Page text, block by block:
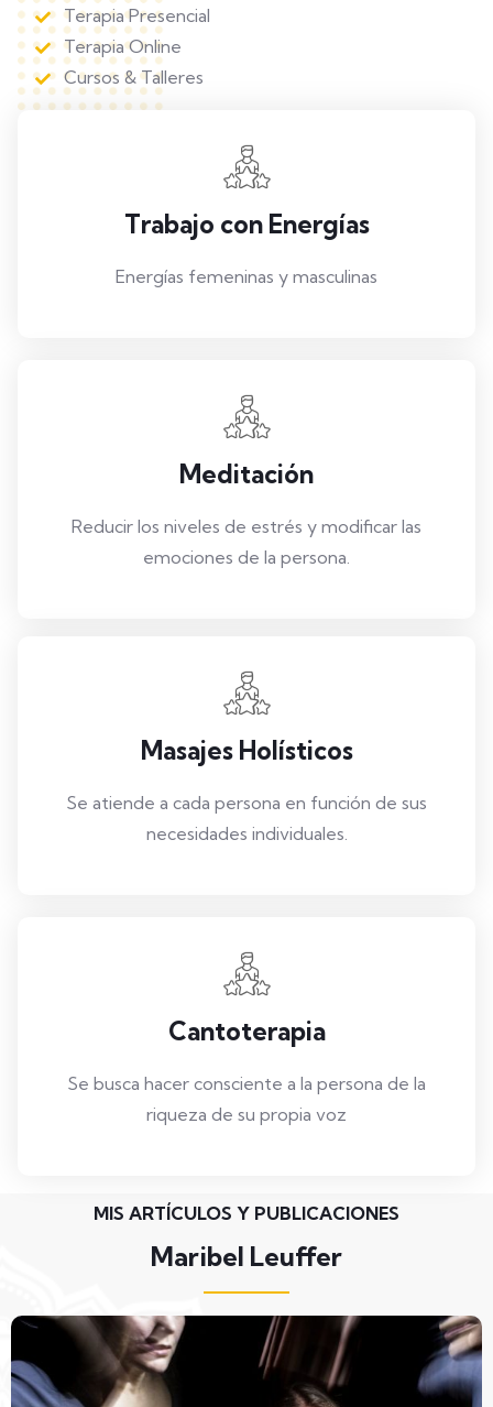
Terapia Presencial
Terapia Online
Cursos & Talleres
Trabajo con Energías
Energías femeninas y masculinas
Meditación
Reducir los niveles de estrés y modificar las
emociones de la persona.
Masajes Holísticos
Se atiende a cada persona en función de sus
necesidades individuales.
Cantoterapia
Se busca hacer consciente a la persona de la
riqueza de su propia voz
MIS ARTÍCULOS Y PUBLICACIONES
Maribel Leuffer